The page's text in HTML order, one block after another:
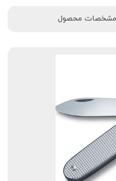
مشخصات محصول